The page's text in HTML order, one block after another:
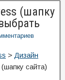
(шапку
> Дизайн
сайта)